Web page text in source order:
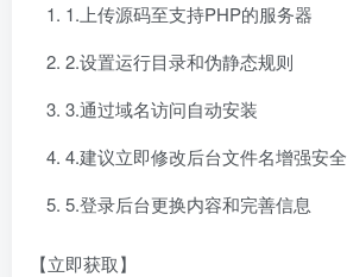
1.上传源码至支持PHP的服务器
2.设置运行目录和伪静态规则
3.通过域名访问自动安装
4.建议立即修改后台文件名增强安全
5.登录后台更换内容和完善信息
【立即获取】